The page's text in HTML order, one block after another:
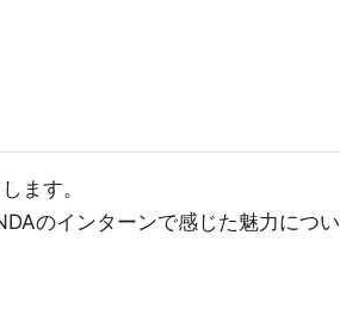
ます。
のインターンで感じた魅力につい